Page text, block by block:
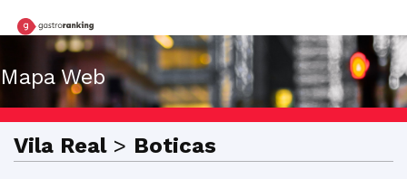
Mapa Web
Vila Real> Boticas